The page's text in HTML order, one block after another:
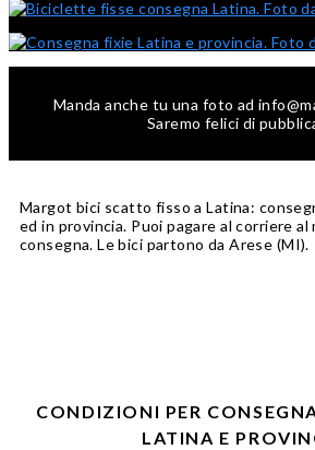
Manda anche tu una foto ad
Saremo felici di
Margot bici scatto fisso a Latina:
ed in provincia. Puoi pagare al corriere al
consegna. Le bici partono da Arese (MI).
CONDIZIONI PER
LATINA E